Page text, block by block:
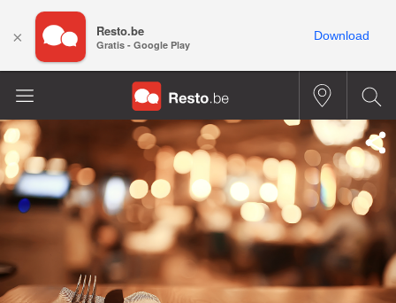
× Resto.be
Gratis - Google Play
Download